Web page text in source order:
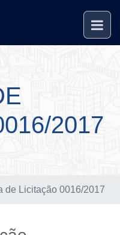
2017
de Licitação 0016/2017